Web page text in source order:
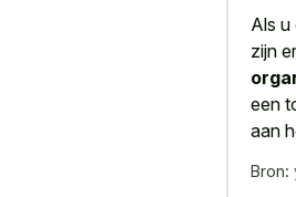
Als u
zijn
een
aan
Bron: